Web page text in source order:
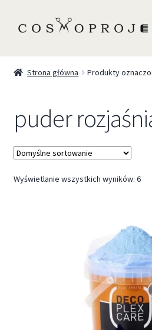
Trychologia
O Nas
Szkolenia
Strona główna Produkty
puder
Wyświetlanie wszystkich wyników: 6